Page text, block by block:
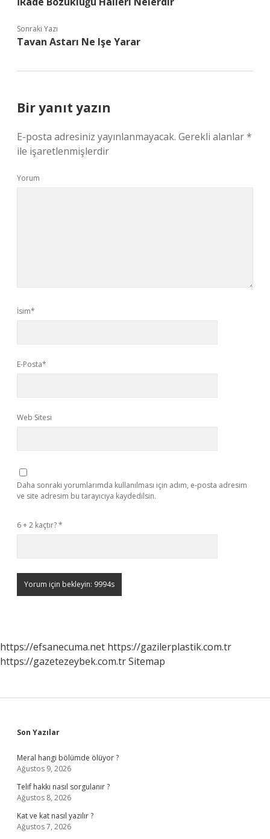
Sonraki Yazı
Tavan Astarı Ne Işe Yarar
Bir yanıt yazın
E-posta adresiniz yayınlanmayacak. Gerekli alanlar*
ile işaretlenmişlerdir
Yorum
İsim*
E-Posta*
Web Sitesi
Daha sonraki yorumlarımda kullanılması için adım, e-posta adresim
ve site adresim bu tarayıcıya kaydedilsin.
6 + 2 kaçtır?*
https://efsanecuma.net https://gazilerplastik.com.tr
https://gazetezeybek.com.trSitemap
Sidebar
Son Yazılar
Meral hangi bölümde ölüyor ?
Ağustos 9, 2026
Telif hakkı nasıl sorgulanır ?
Ağustos 8, 2026
Kat ve kat nasıl yazılır ?
Ağustos 7, 2026